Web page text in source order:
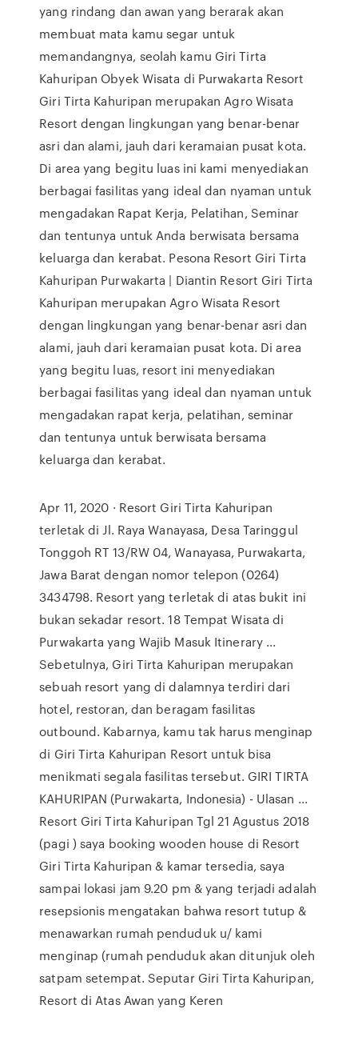
yang rindang dan awan yang berarak akan
membuat mata kamu segar untuk
memandangnya, seolah kamu Giri Tirta
Kahuripan Obyek Wisata di Purwakarta Resort
Giri Tirta Kahuripan merupakan Agro Wisata
Resort dengan lingkungan yang benar-benar
asri dan alami, jauh dari keramaian pusat kota.
Di area yang begitu luas ini kami menyediakan
berbagai fasilitas yang ideal dan nyaman untuk
mengadakan Rapat Kerja, Pelatihan, Seminar
dan tentunya untuk Anda berwisata bersama
keluarga dan kerabat. Pesona Resort Giri Tirta
Kahuripan Purwakarta | Diantin Resort Giri Tirta
Kahuripan merupakan Agro Wisata Resort
dengan lingkungan yang benar-benar asri dan
alami, jauh dari keramaian pusat kota. Di area
yang begitu luas, resort ini menyediakan
berbagai fasilitas yang ideal dan nyaman untuk
mengadakan rapat kerja, pelatihan, seminar
dan tentunya untuk berwisata bersama
keluarga dan kerabat.
Apr 11, 2020 · Resort Giri Tirta Kahuripan
terletak di Jl. Raya Wanayasa, Desa Taringgul
Tonggoh RT 13/RW 04, Wanayasa, Purwakarta,
Jawa Barat dengan nomor telepon (0264)
3434798. Resort yang terletak di atas bukit ini
bukan sekadar resort. 18 Tempat Wisata di
Purwakarta yang Wajib Masuk Itinerary ...
Sebetulnya, Giri Tirta Kahuripan merupakan
sebuah resort yang di dalamnya terdiri dari
hotel, restoran, dan beragam fasilitas
outbound. Kabarnya, kamu tak harus menginap
di Giri Tirta Kahuripan Resort untuk bisa
menikmati segala fasilitas tersebut. GIRI TIRTA
KAHURIPAN (Purwakarta, Indonesia) - Ulasan ...
Resort Giri Tirta Kahuripan Tgl 21 Agustus 2018
(pagi ) saya booking wooden house di Resort
Giri Tirta Kahuripan & kamar tersedia, saya
sampai lokasi jam 9.20 pm & yang terjadi adalah
resepsionis mengatakan bahwa resort tutup &
menawarkan rumah penduduk u/ kami
menginap (rumah penduduk akan ditunjuk oleh
satpam setempat. Seputar Giri Tirta Kahuripan,
Resort di Atas Awan yang Keren